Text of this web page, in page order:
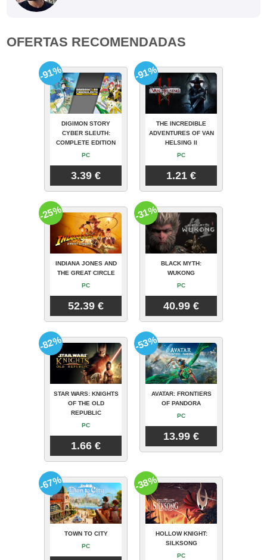
OFERTAS RECOMENDADAS
DIGIMON STORY
CYBER SLEUTH:
COMPLETE EDITION
PC
3.39 €
-91%
THE INCREDIBLE
ADVENTURES OF VAN
HELSING II
PC
1.21 €
-91%
INDIANA JONES AND
THE GREAT CIRCLE
PC
52.39 €
-25%
BLACK MYTH:
WUKONG
PC
40.99 €
-31%
STAR WARS: KNIGHTS
OF THE OLD
REPUBLIC
PC
1.66 €
-82%
AVATAR: FRONTIERS
OF PANDORA
PC
13.99 €
-53%
TOWN TO CITY
PC
-67%
HOLLOW KNIGHT:
SILKSONG
PC
-38%